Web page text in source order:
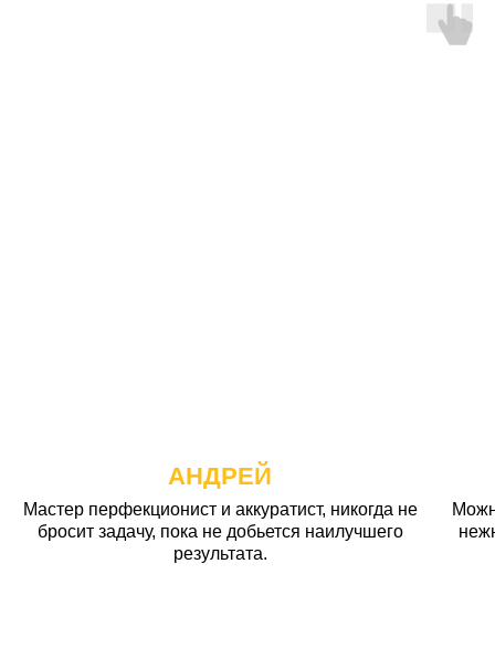
АНДРЕЙ
Мастер перфекционист и аккуратист, никогда не
бросит задачу, пока не добьется наилучшего
результата.